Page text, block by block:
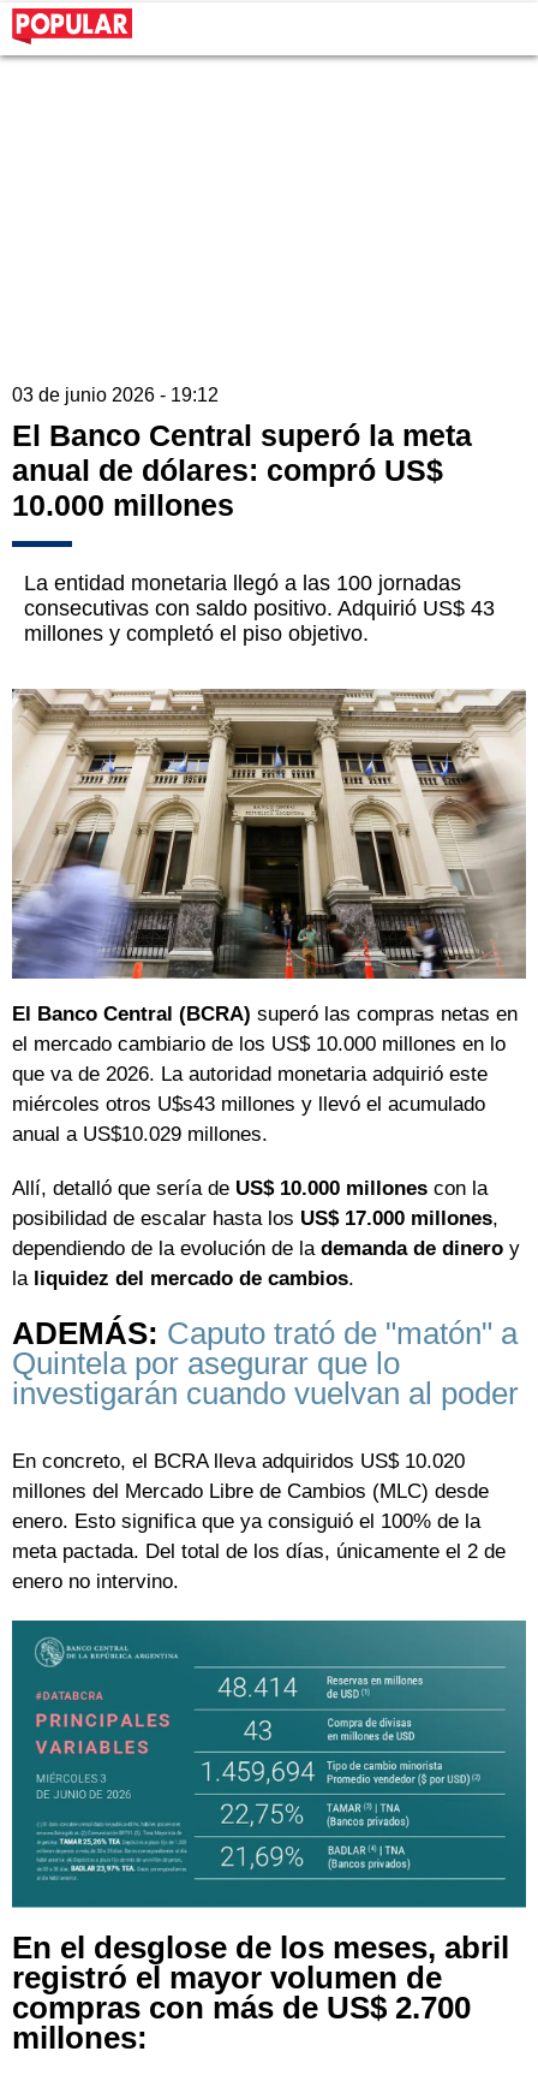
03 de junio 2026 - 19:12
El Banco Central superó la meta
anual de dólares: compró US$
10.000 millones
La entidad monetaria llegó a las 100 jornadas
consecutivas con saldo positivo. Adquirió US$ 43
millones y completó el piso objetivo.
El Banco Central (BCRA) superó las compras netas en
el mercado cambiario de los US$ 10.000 millones en lo
que va de 2026. La autoridad monetaria adquirió este
miércoles otros U$s43 millones y llevó el acumulado
anual a US$10.029 millones.
Allí, detalló que sería de US$ 10.000 millones con la
posibilidad de escalar hasta los US$ 17.000 millones,
dependiendo de la evolución de la demanda de dinero y
la liquidez del mercado de cambios.
ADEMÁS: Caputo trató de "matón" a
Quintela por asegurar que lo
investigarán cuando vuelvan al poder
En concreto, el BCRA lleva adquiridos US$ 10.020
millones del Mercado Libre de Cambios (MLC) desde
enero. Esto significa que ya consiguió el 100% de la
meta pactada. Del total de los días, únicamente el 2 de
enero no intervino.
En el desglose de los meses, abril
registró el mayor volumen de
compras con más de US$ 2.700
millones: